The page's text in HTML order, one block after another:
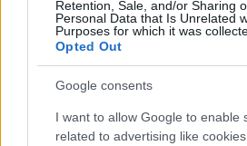
Retention, Sale, and/or Sharing
Personal Data that Is Unrelated
Purposes for which it was
Opted Out
Google consents
I want to allow Google to enable
related to advertising like